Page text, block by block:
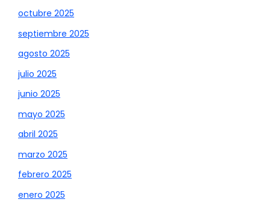
octubre 2025
septiembre 2025
agosto 2025
julio 2025
junio 2025
mayo 2025
abril 2025
marzo 2025
febrero 2025
enero 2025